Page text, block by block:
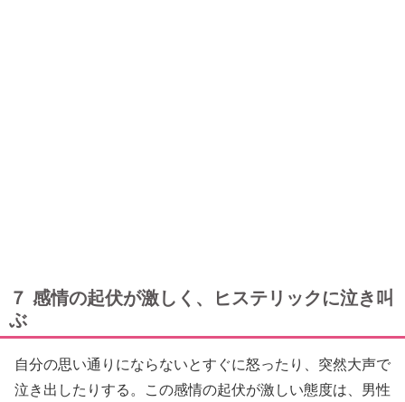
７ 感情の起伏が激しく、ヒステリックに泣き叫
ぶ
自分の思い通りにならないとすぐに怒ったり、突然大声で
泣き出したりする。この感情の起伏が激しい態度は、男性